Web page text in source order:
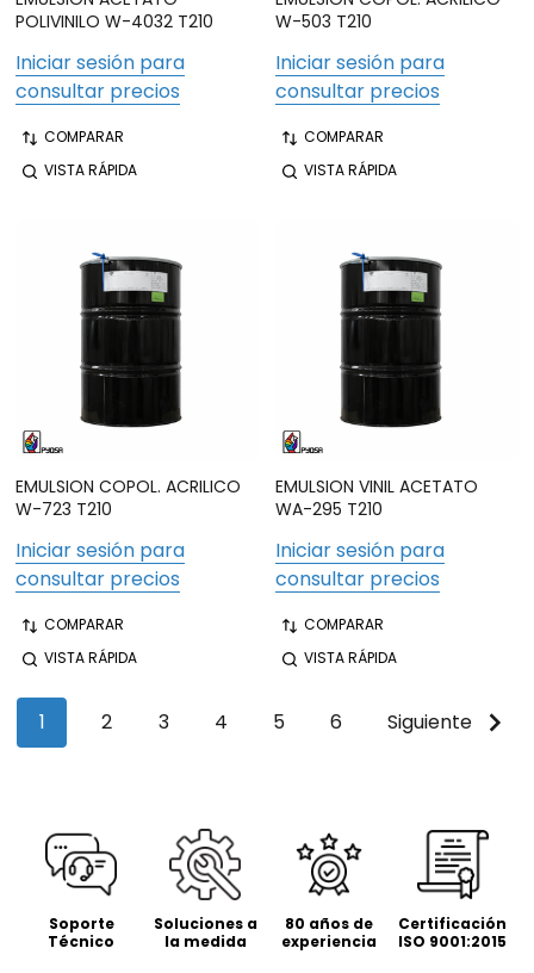
POLIVINILO W-4032 T210
Iniciar sesión para
consultar precios
COMPARAR
VISTA RÁPIDA
W-503 T210
Iniciar sesión para
consultar precios
COMPARAR
VISTA RÁPIDA
EMULSION COPOL. ACRILICO
W-723 T210
Iniciar sesión para
consultar precios
COMPARAR
VISTA RÁPIDA
EMULSION VINIL ACETATO
WA-295 T210
Iniciar sesión para
consultar precios
COMPARAR
VISTA RÁPIDA
1 2 3 4 5 6 Siguiente
Soporte
Técnico
Soluciones a
la medida
80 años de
experiencia
Certificación
ISO 9001:2015